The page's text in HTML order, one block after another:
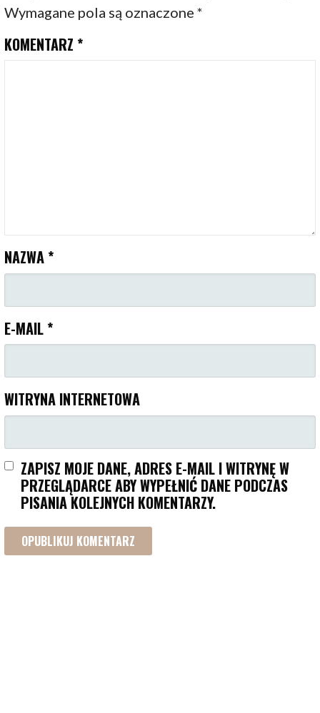
Wymagane pola są oznaczone*
KOMENTARZ *
NAZWA *
E-MAIL *
WITRYNA INTERNETOWA
ZAPISZ MOJE DANE, ADRES E-MAIL I WITRYNĘ W
PRZEGLĄDARCE ABY WYPEŁNIĆ DANE PODCZAS
PISANIA KOLEJNYCH KOMENTARZY.